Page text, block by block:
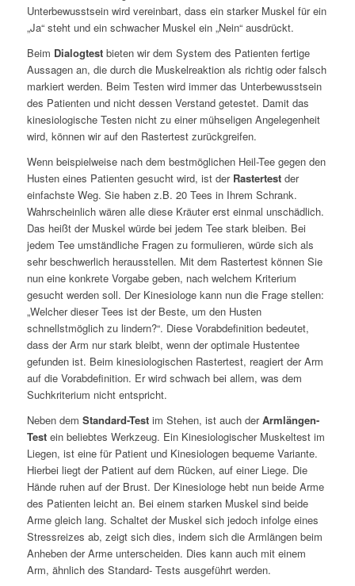
Unterbewusstsein wird vereinbart, dass ein starker Muskel für ein
„Ja“ steht und ein schwacher Muskel ein „Nein“ ausdrückt.
Beim Dialogtestbieten wir dem System des Patienten fertige
Aussagen an, die durch die Muskelreaktion als richtig oder falsch
markiert werden. Beim Testen wird immer das Unterbewusstsein
des Patienten und nicht dessen Verstand getestet. Damit das
kinesiologische Testen nicht zu einer mühseligen Angelegenheit
wird, können wir auf den Rastertest zurückgreifen.
Wenn beispielweise nach dem bestmöglichen Heil-Tee gegen den
Husten eines Patienten gesucht wird, ist der Rastertestder
einfachste Weg. Sie haben z.B. 20 Tees in Ihrem Schrank.
Wahrscheinlich wären alle diese Kräuter erst einmal unschädlich.
Das heißt der Muskel würde bei jedem Tee stark bleiben. Bei
jedem Tee umständliche Fragen zu formulieren, würde sich als
sehr beschwerlich herausstellen. Mit dem Rastertest können Sie
nun eine konkrete Vorgabe geben, nach welchem Kriterium
gesucht werden soll. Der Kinesiologe kann nun die Frage stellen:
„Welcher dieser Tees ist der Beste, um den Husten
schnellstmöglich zu lindern?“. Diese Vorabdefinition bedeutet,
dass der Arm nur stark bleibt, wenn der optimale Hustentee
gefunden ist. Beim kinesiologischen Rastertest, reagiert der Arm
auf die Vorabdefinition. Er wird schwach bei allem, was dem
Suchkriterium nicht entspricht.
Neben dem Standard-Testim Stehen, ist auch derArmlängen-
Testein beliebtes Werkzeug. Ein Kinesiologischer Muskeltest im
Liegen, ist eine für Patient und Kinesiologen bequeme Variante.
Hierbei liegt der Patient auf dem Rücken, auf einer Liege. Die
Hände ruhen auf der Brust. Der Kinesiologe hebt nun beide Arme
des Patienten leicht an. Bei einem starken Muskel sind beide
Arme gleich lang. Schaltet der Muskel sich jedoch infolge eines
Stressreizes ab, zeigt sich dies, indem sich die Armlängen beim
Anheben der Arme unterscheiden. Dies kann auch mit einem
Arm, ähnlich des Standard- Tests ausgeführt werden.